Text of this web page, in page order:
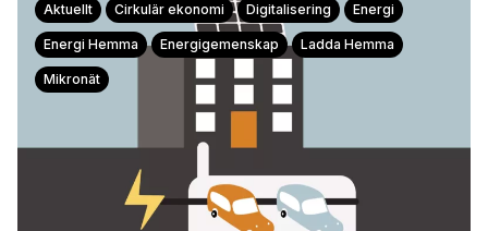
Aktuellt Cirkulär ekonomi Digitalisering Energi
Energi Hemma Energigemenskap Ladda Hemma
Mikronät